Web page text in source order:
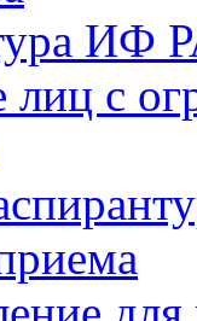
ИФ
лиц с